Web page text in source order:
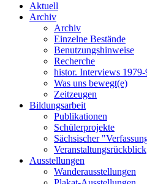
Aktuell
Archiv
Archiv
Einzelne Bestände
Benutzungshinweise
Recherche
histor. Interviews 1979-
Was uns bewegt(e)
Zeitzeugen
Bildungsarbeit
Publikationen
Schülerprojekte
Sächsischer
Veranstaltungsrückblick
Ausstellungen
Wanderausstellungen